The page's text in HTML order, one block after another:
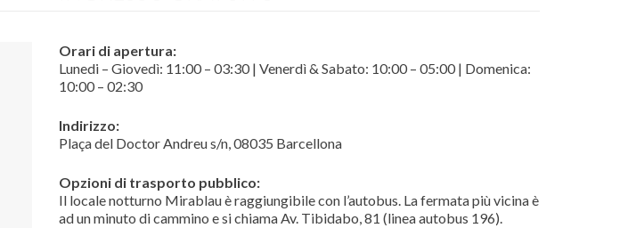
Orari di apertura:
Lunedi – Giovedì: 11:00 – 03:30 | Venerdì & Sabato: 10:00 – 05:00 | Domenica:
10:00 – 02:30
Indirizzo:
Plaça del Doctor Andreu s/n, 08035 Barcellona
Opzioni di trasporto pubblico:
Il locale notturno Mirablau è raggiungibile con l’autobus. La fermata più vicina è
ad un minuto di cammino e si chiama Av. Tibidabo, 81 (linea autobus 196).